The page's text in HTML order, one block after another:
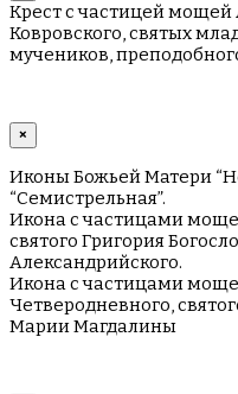
Крест с частицей
Ковровского, святых
мучеников,
×
Иконы Божьей Матери
“Семистрельная”.
Икона с частицами
святого Григория
Александрийского.
Икона с частицами
Четверодневного,
Марии Магдалины